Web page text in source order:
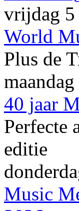
vrijdag
World
Plus de
40 jaar
Perfecte
editie
Music